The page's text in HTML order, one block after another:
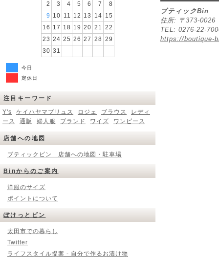
2
3 4 5 6 7
8
9 10 11 12 13 14 15
16 17 18 19 20 21 22
23 24 25 26 27 28 29
30 31
今日
定休日
注目キーワード
Y's
ケイハヤマプリュス ロジェ ブラウス
レディ
ース
通販 婦人服 ブランド ワイズ ワンピース
店舗への地図
ブティックビン 店舗への地図・駐車場
Binからのご案内
洋服のサイズ
ポイントについて
ぽけっとビン
太田市での暮らし
Twitter
ライフスタイル提案 - 自分で作るお漬け物
ブティックBin
住所: 〒373-
TEL: 0276-22-
https://boutique-